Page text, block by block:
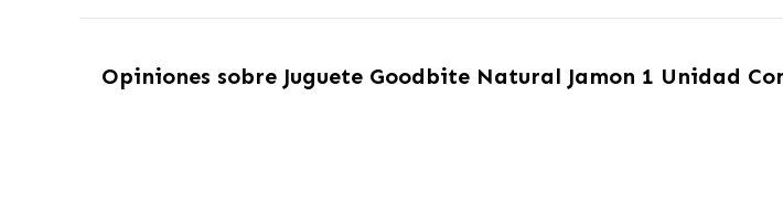
Opiniones sobre Juguete Goodbite Natural Jamon 1 Unidad